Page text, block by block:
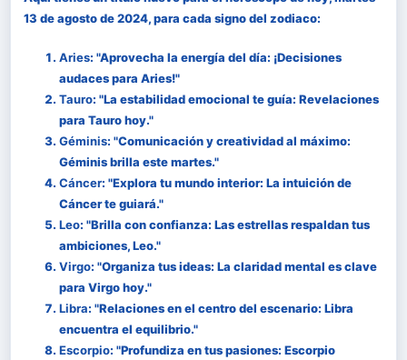
13 de agosto de 2024, para cada signo del zodiaco:
Aries: "Aprovecha la energía del día: ¡Decisiones
audaces para Aries!"
Tauro: "La estabilidad emocional te guía: Revelaciones
para Tauro hoy."
Géminis: "Comunicación y creatividad al máximo:
Géminis brilla este martes."
Cáncer: "Explora tu mundo interior: La intuición de
Cáncer te guiará."
Leo: "Brilla con confianza: Las estrellas respaldan tus
ambiciones, Leo."
Virgo: "Organiza tus ideas: La claridad mental es clave
para Virgo hoy."
Libra: "Relaciones en el centro del escenario: Libra
encuentra el equilibrio."
Escorpio: "Profundiza en tus pasiones: Escorpio